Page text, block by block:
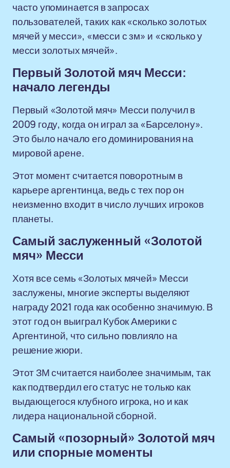
часто упоминается в запросах
пользователей, таких как «сколько золотых
мячей у месси», «месси с зм» и «сколько у
месси золотых мячей».
Первый Золотой мяч Месси:
начало легенды
Первый «Золотой мяч» Месси получил в
2009 году, когда он играл за «Барселону».
Это было начало его доминирования на
мировой арене.
Этот момент считается поворотным в
карьере аргентинца, ведь с тех пор он
неизменно входит в число лучших игроков
планеты.
Самый заслуженный «Золотой
мяч» Месси
Хотя все семь «Золотых мячей» Месси
заслужены, многие эксперты выделяют
награду 2021 года как особенно значимую. В
этот год он выиграл Кубок Америки с
Аргентиной, что сильно повлияло на
решение жюри.
Этот ЗМ считается наиболее значимым, так
как подтвердил его статус не только как
выдающегося клубного игрока, но и как
лидера национальной сборной.
Самый «позорный» Золотой мяч
или спорные моменты